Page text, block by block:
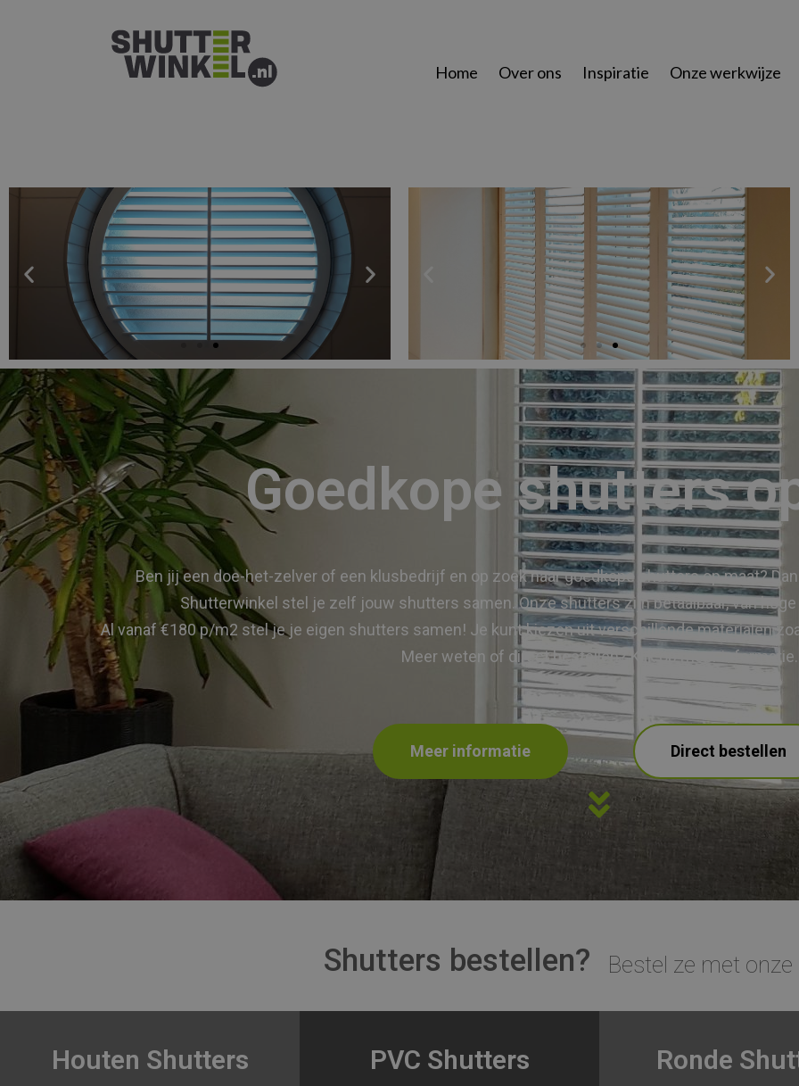
Home Over ons Inspiratie Onze werkwijze
Goedkope shutters
Ben jij een doe-het-zelver of een klusbedrijf en op zoek naar goedkope shutters op maat?
Shutterwinkel stel je zelf jouw shutters samen. Onze shutters zijn betaalbaar, van
Al vanaf €180 p/m2 stel je je eigen shutters samen! Je kunt kiezen uit verschillende materialen
Meer weten of direct bestellen? Klik op meer informatie.
Meer informatie Direct bestellen
Shutters bestellen? Bestel ze met
Houten Shutters
PVC Shutters
Ronde